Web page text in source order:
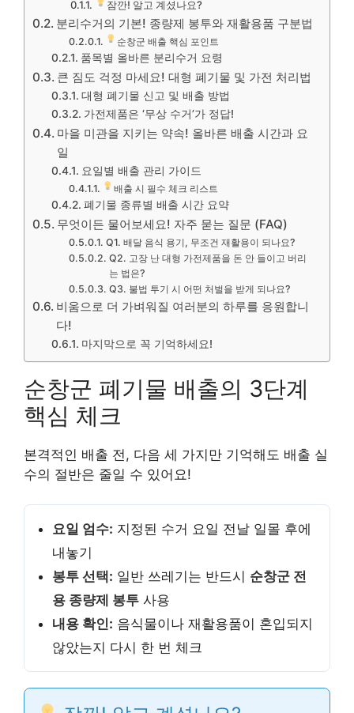
잠깐! 알고 계셨나요?
분리수거의 기본! 종량제 봉투와 재활용품 구분법
순창군 배출 핵심 포인트
품목별 올바른 분리수거 요령
큰 짐도 걱정 마세요! 대형 폐기물 및 가전 처리법
대형 폐기물 신고 및 배출 방법
가전제품은 ‘무상 수거’가 정답!
마을 미관을 지키는 약속! 올바른 배출 시간과 요
일
요일별 배출 관리 가이드
배출 시 필수 체크 리스트
폐기물 종류별 배출 시간 요약
무엇이든 물어보세요! 자주 묻는 질문 (FAQ)
Q1. 배달 음식 용기, 무조건 재활용이 되나요?
Q2. 고장 난 대형 가전제품을 돈 안 들이고 버리
는 법은?
Q3. 불법 투기 시 어떤 처벌을 받게 되나요?
비움으로 더 가벼워질 여러분의 하루를 응원합니
다!
마지막으로 꼭 기억하세요!
순창군 폐기물 배출의 3단계
핵심 체크
본격적인 배출 전, 다음 세 가지만 기억해도 배출 실
수의 절반은 줄일 수 있어요!
요일 엄수: 지정된 수거 요일 전날 일몰 후에
내놓기
봉투 선택: 일반 쓰레기는 반드시 순창군 전
용 종량제 봉투 사용
내용 확인: 음식물이나 재활용품이 혼입되지
않았는지 다시 한 번 체크